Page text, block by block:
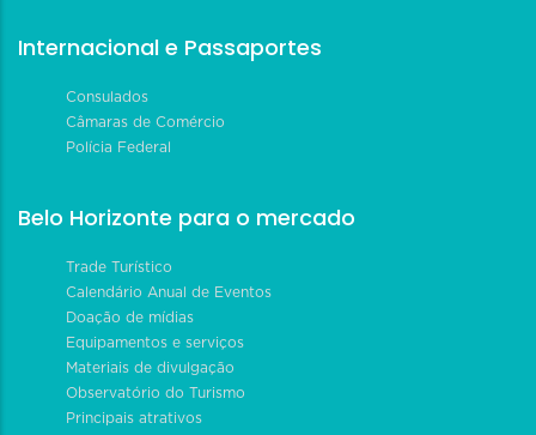
Internacional e Passaportes
Consulados
Câmaras de Comércio
Polícia Federal
Belo Horizonte para o mercado
Trade Turístico
Calendário Anual de Eventos
Doação de mídias
Equipamentos e serviços
Materiais de divulgação
Observatório do Turismo
Principais atrativos